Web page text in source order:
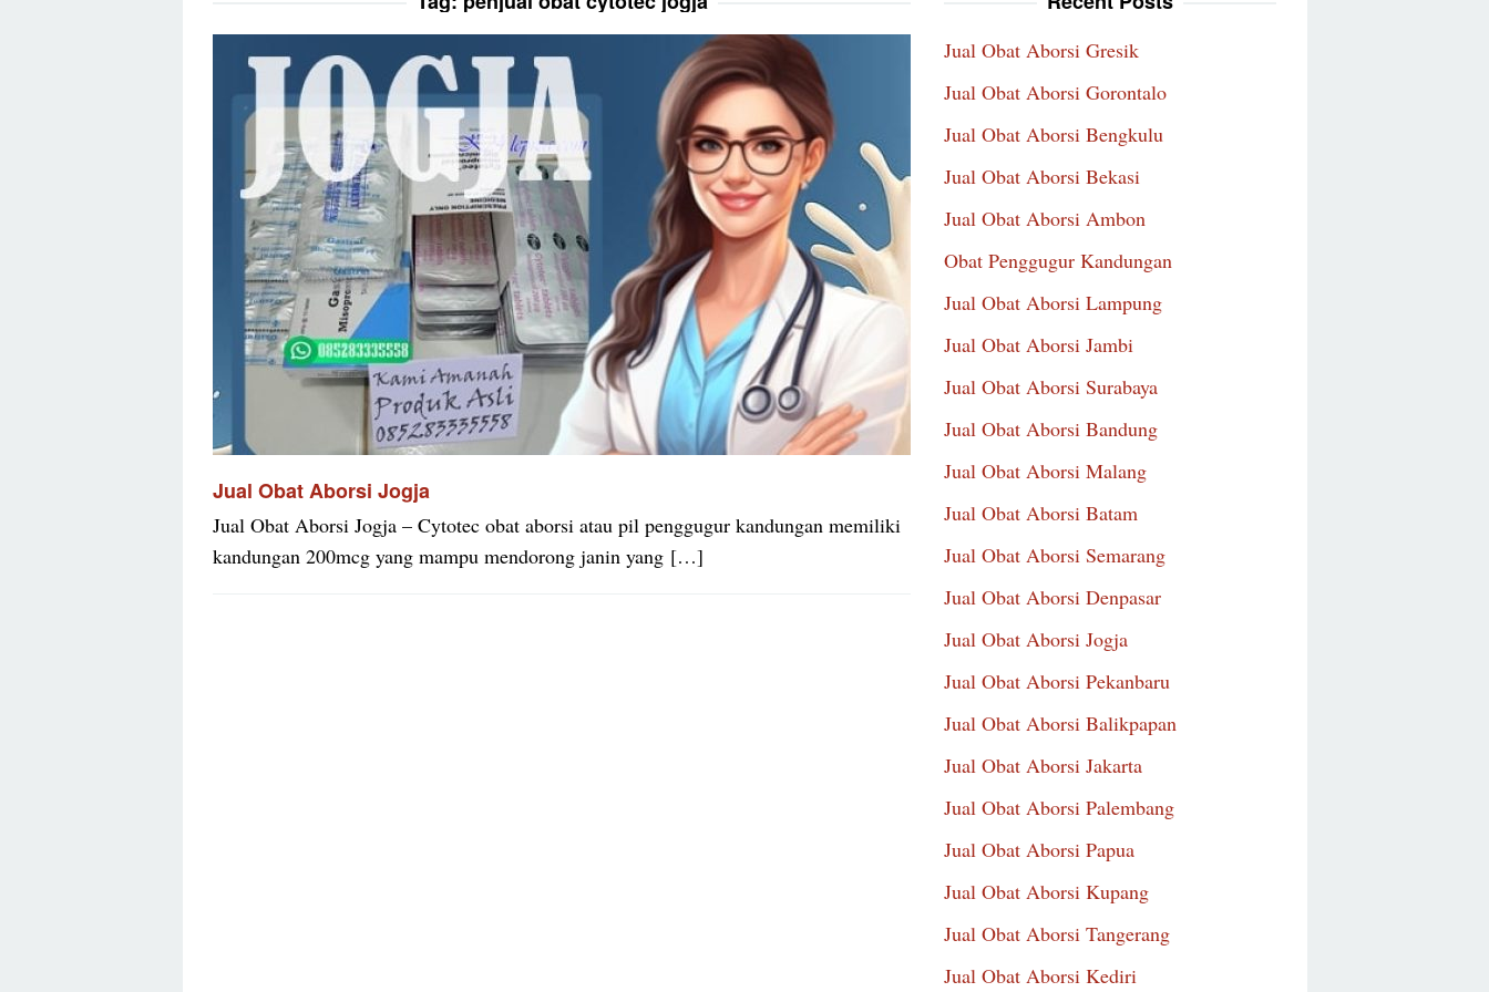
Jual Obat Aborsi Jogja
Jual Obat Aborsi Jogja – Cytotec obat aborsi atau pil penggugur kandungan memiliki
kandungan 200mcg yang mampu mendorong janin yang […]
Jual Obat Aborsi Gresik
Jual Obat Aborsi Gorontalo
Jual Obat Aborsi Bengkulu
Jual Obat Aborsi Bekasi
Jual Obat Aborsi Ambon
Obat Penggugur Kandungan
Jual Obat Aborsi Lampung
Jual Obat Aborsi Jambi
Jual Obat Aborsi Surabaya
Jual Obat Aborsi Bandung
Jual Obat Aborsi Malang
Jual Obat Aborsi Batam
Jual Obat Aborsi Semarang
Jual Obat Aborsi Denpasar
Jual Obat Aborsi Jogja
Jual Obat Aborsi Pekanbaru
Jual Obat Aborsi Balikpapan
Jual Obat Aborsi Jakarta
Jual Obat Aborsi Palembang
Jual Obat Aborsi Papua
Jual Obat Aborsi Kupang
Jual Obat Aborsi Tangerang
Jual Obat Aborsi Kediri